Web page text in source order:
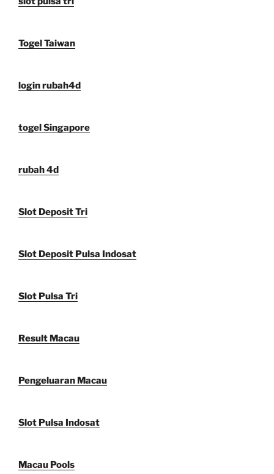
Togel Taiwan
login rubah4d
togel Singapore
rubah 4d
Slot Deposit Tri
Slot Deposit Pulsa Indosat
Slot Pulsa Tri
Result Macau
Pengeluaran Macau
Slot Pulsa Indosat
Macau Pools